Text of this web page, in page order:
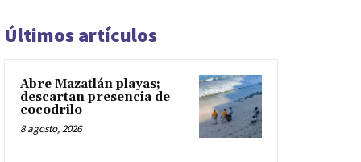
Últimos artículos
Abre Mazatlán playas;
descartan presencia de
cocodrilo
8 agosto, 2026